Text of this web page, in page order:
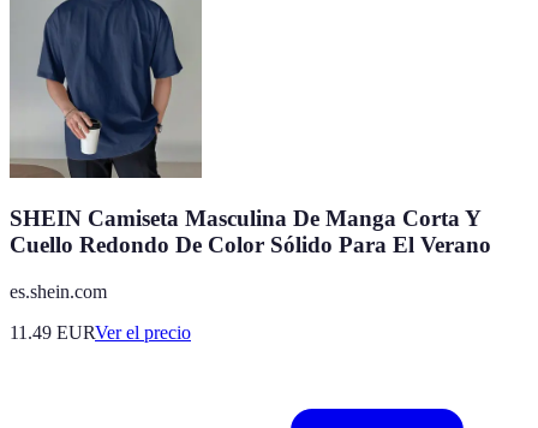
SHEIN Camiseta Masculina De Manga Corta Y
Cuello Redondo De Color Sólido Para El Verano
es.shein.com
11.49 EURVer el precio